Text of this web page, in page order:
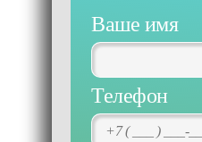
Ваше имя
Телефон